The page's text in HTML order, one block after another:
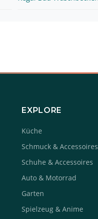
EXPLORE
Küche
Schmuck & Accessoires
Schuhe & Accessoires
Auto & Motorrad
Garten
Spielzeug & Anime